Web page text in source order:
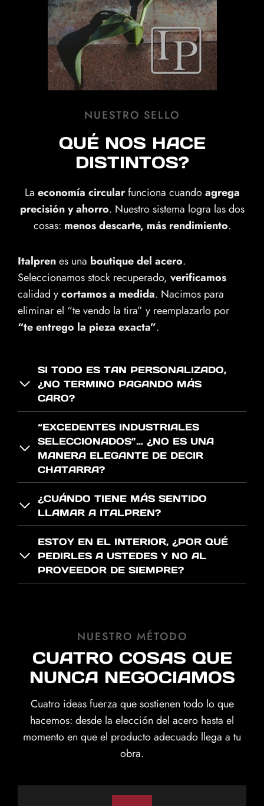
NUESTRO SELLO
QUÉ NOS HACE
DISTINTOS?
La economía circularfunciona cuandoagrega
precisión y ahorro. Nuestro sistema logra las dos
cosas: menos descarte, más rendimiento.
Italprenes una boutique del acero.
Seleccionamos stock recuperado, verificamos
calidad ycortamos a medida. Nacimos para
eliminar el “te vendo la tira” y reemplazarlo por
“te entrego la pieza exacta”.
SI TODO ES TAN PERSONALIZADO,
¿NO TERMINO PAGANDO MÁS
CARO?
“EXCEDENTES INDUSTRIALES
SELECCIONADOS”… ¿NO ES UNA
MANERA ELEGANTE DE DECIR
CHATARRA?
¿CUÁNDO TIENE MÁS SENTIDO
LLAMAR A ITALPREN?
ESTOY EN EL INTERIOR, ¿POR QUÉ
PEDIRLES A USTEDES Y NO AL
PROVEEDOR DE SIEMPRE?
NUESTRO MÉTODO
CUATRO COSAS QUE
NUNCA NEGOCIAMOS
Cuatro ideas fuerza que sostienen todo lo que
hacemos: desde la elección del acero hasta el
momento en que el producto adecuado llega a tu
obra.